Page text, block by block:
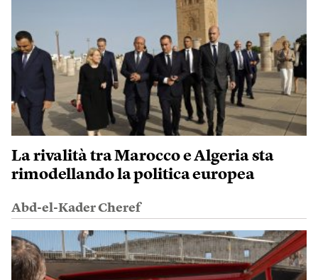
La rivalità tra Marocco e Algeria sta
rimodellando la politica europea
Abd-el-Kader Cheref